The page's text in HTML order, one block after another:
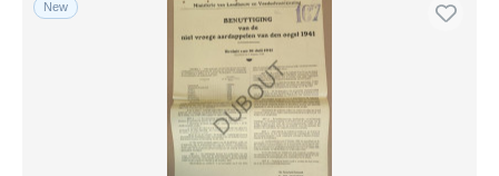
Free shipping
PayPal
Bank transfer
New